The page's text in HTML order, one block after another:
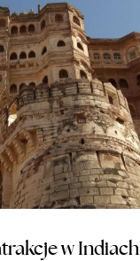
w Indiach